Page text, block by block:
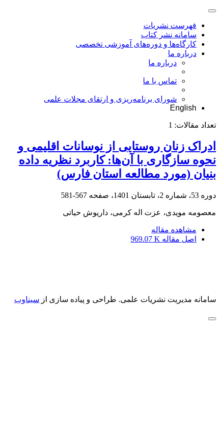
فهرست نشریات
سامانه نشر کتاب
کارگاه‌ها و دوره‌های آموزشی تخصصی
درباره ما
درباره ما
تماس با ما
شورای برنامه‌ریزی و ارتقای مجلات علمی
English
تعداد مقالات: 1
ادراک زنان روستایی از نوسانات اقلیمی و
نحوه سازگاری با آن‌ها: کاربرد نظریه داده
بنیان (مورد مطالعه استان فارس)
دوره 53، شماره 2، تابستان 1401، صفحه 567-581
معصومه مویدی، عزت اله کرمی، داریوش حیاتی
مشاهده مقاله
اصل مقاله 969.07 K
سامانه مدیریت نشریات علمی. طراحی و پیاده سازی از سیناوب